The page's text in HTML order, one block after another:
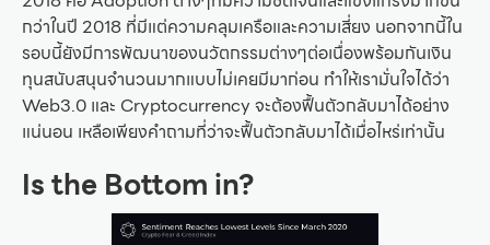
กว่าในปี 2018 ที่มีแต่ความคลุมเครือและความเสี่ยง นอกจากนี้ใน
รอบนี้ยังมีการพัฒนาของนวัตกรรมต่างๆต่อเนื่องพร้อมกันเงิน
ทุนสนับสนุนจำนวนมากแบบไม่เคยมีมาก่อน ทำให้เรามั่นใจได้ว่า
Web3.0 และ Cryptocurrency จะต้องฟื้นตัวกลับมาได้อย่าง
แน่นอน เหลือเพียงคำถามที่ว่าจะฟื้นตัวกลับมาได้เมื่อไหร่เท่านั้น
Is the Bottom in?